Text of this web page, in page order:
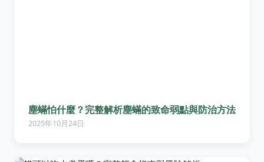
塵蟎怕什麼？完整解析塵蟎的致命弱點與防治方法
2025年10月24日